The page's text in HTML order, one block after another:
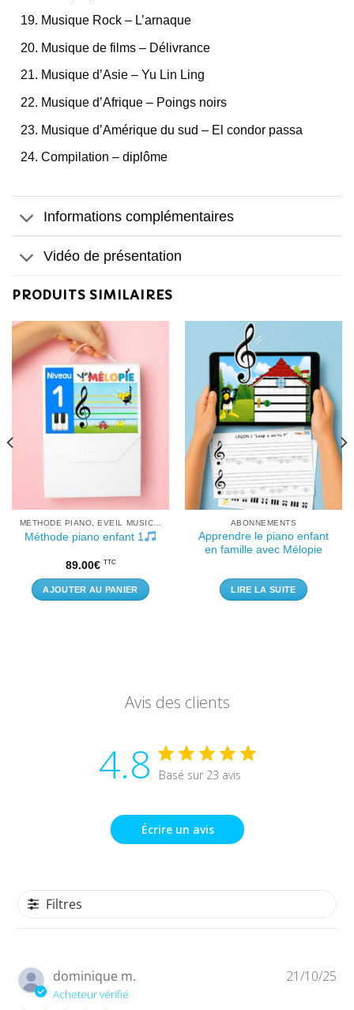
Musique Rock – L’arnaque
Musique de films – Délivrance
Musique d’Asie – Yu Lin Ling
Musique d’Afrique – Poings noirs
Musique d’Amérique du sud – El condor passa
Compilation – diplôme
Informations complémentaires
Vidéo de présentation
PRODUITS SIMILAIRES
Méthode piano enfant 1
89.00€ TTC
AJOUTER AU PANIER
ABONNEMENTS
Apprendre le piano enfant
en famille avec Mélopie
LIRE LA SUITE
Avis des clients
4.8 Basé sur 23 avis
Écrire un avis
Filtres
dominique m.
Acheteur vérifié
21/10/25